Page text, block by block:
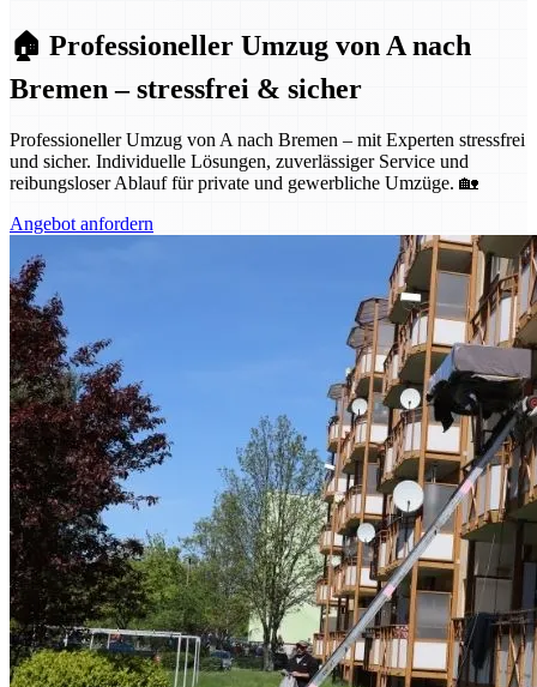
🏠 Professioneller Umzug von A nach
Bremen – stressfrei & sicher
Professioneller Umzug von A nach Bremen – mit Experten stressfrei
und sicher. Individuelle Lösungen, zuverlässiger Service und
reibungsloser Ablauf für private und gewerbliche Umzüge. 🏡
Angebot anfordern